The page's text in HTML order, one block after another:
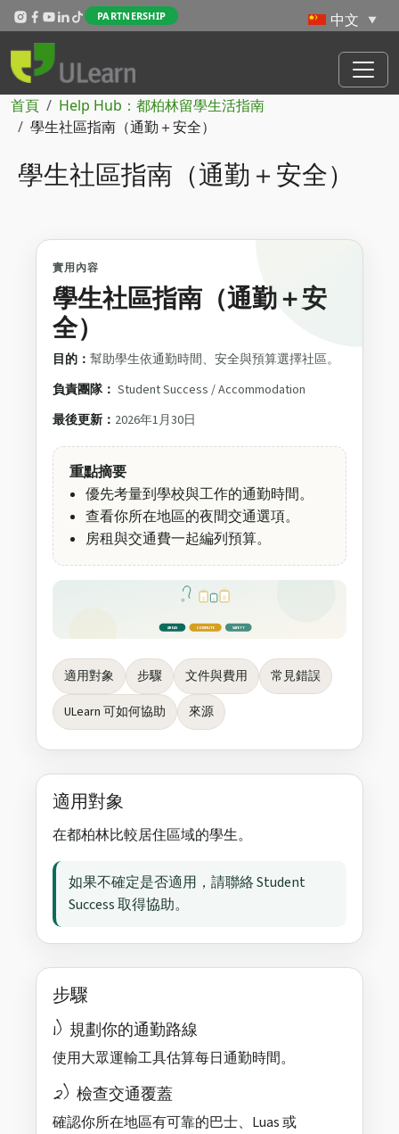
Skip to main content
PARTNERSHIP
導航連結
首頁
Help Hub：都柏林留學生活指南
學生社區指南（通勤＋安全）
學生社區指南（通勤＋安全）
實用內容
學生社區指南（通勤＋安
全）
目的： 幫助學生依通勤時間、安全與預算選擇社區。
負責團隊： Student Success / Accommodation
最後更新： 2026年1月30日
重點摘要
優先考量到學校與工作的通勤時間。
查看你所在地區的夜間交通選項。
房租與交通費一起編列預算。
AREAS COMMUTE SAFETY
適用對象 步驟 文件與費用
常見錯誤
ULearn 可如何協助
來源
適用對象
在都柏林比較居住區域的學生。
如果不確定是否適用，請聯絡 Student
Success 取得協助。
步驟
1) 規劃你的通勤路線
使用大眾運輸工具估算每日通勤時間。
2) 檢查交通覆蓋
確認你所在地區有可靠的巴士、Luas 或